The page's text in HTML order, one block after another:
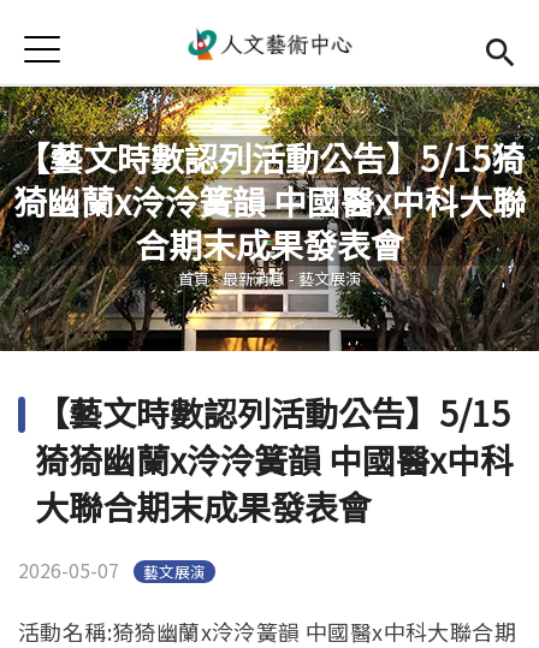
首頁
首頁
最新消息
中心簡介
Open
師資陣容
Open
藝文活動
活動集錦
檔案下載
【藝文時數認列活動公告】5/15猗
猗幽蘭x泠泠簧韻 中國醫x中科大聯
合期末成果發表會
您在這裡
首頁-最新消息- 藝文展演
【藝文時數認列活動公告】5/15
猗猗幽蘭x泠泠簧韻 中國醫x中科
大聯合期末成果發表會
2026-05-07 藝文展演
活動名稱:猗猗幽蘭x泠泠簧韻 中國醫x中科大聯合期